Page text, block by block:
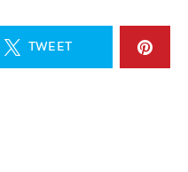
TWEET